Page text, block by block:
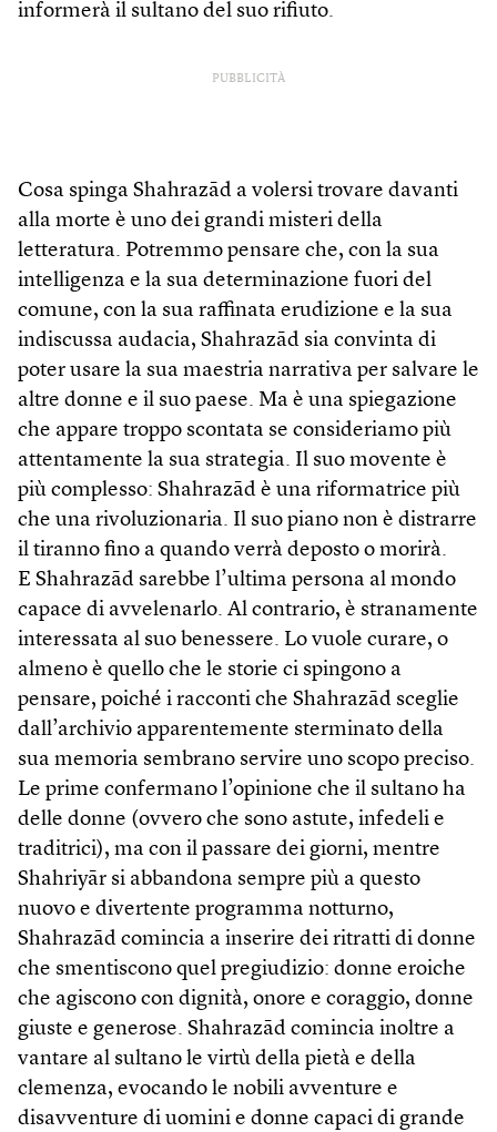
informerà il sultano del suo rifiuto.
PUBBLICITÀ
Cosa spinga Shahrazād a volersi trovare davanti
alla morte è uno dei grandi misteri della
letteratura. Potremmo pensare che, con la sua
intelligenza e la sua determinazione fuori del
comune, con la sua raffinata erudizione e la sua
indiscussa audacia, Shahrazād sia convinta di
poter usare la sua maestria narrativa per salvare le
altre donne e il suo paese. Ma è una spiegazione
che appare troppo scontata se consideriamo più
attentamente la sua strategia. Il suo movente è
più complesso: Shahrazād è una riformatrice più
che una rivoluzionaria. Il suo piano non è distrarre
il tiranno fino a quando verrà deposto o morirà.
E Shahrazād sarebbe l’ultima persona al mondo
capace di avvelenarlo. Al contrario, è stranamente
interessata al suo benessere. Lo vuole curare, o
almeno è quello che le storie ci spingono a
pensare, poiché i racconti che Shahrazād sceglie
dall’archivio apparentemente sterminato della
sua memoria sembrano servire uno scopo preciso.
Le prime confermano l’opinione che il sultano ha
delle donne (ovvero che sono astute, infedeli e
traditrici), ma con il passare dei giorni, mentre
Shahriyār si abbandona sempre più a questo
nuovo e divertente programma notturno,
Shahrazād comincia a inserire dei ritratti di donne
che smentiscono quel pregiudizio: donne eroiche
che agiscono con dignità, onore e coraggio, donne
giuste e generose. Shahrazād comincia inoltre a
vantare al sultano le virtù della pietà e della
clemenza, evocando le nobili avventure e
disavventure di uomini e donne capaci di grande